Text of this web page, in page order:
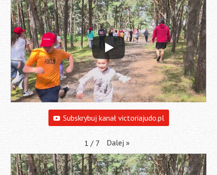
Subskrybuj kanał victoriajudo.pl
1 / 7 Dalej »